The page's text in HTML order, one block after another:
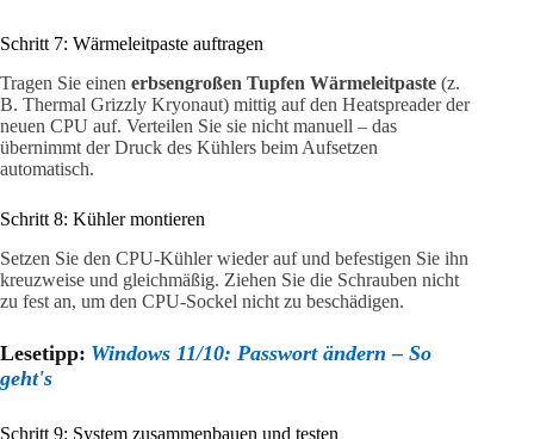
Schritt 7: Wärmeleitpaste auftragen
Tragen Sie einen erbsengroßen Tupfen Wärmeleitpaste (z.
B. Thermal Grizzly Kryonaut) mittig auf den Heatspreader der
neuen CPU auf. Verteilen Sie sie nicht manuell – das
übernimmt der Druck des Kühlers beim Aufsetzen
automatisch.
Schritt 8: Kühler montieren
Setzen Sie den CPU-Kühler wieder auf und befestigen Sie ihn
kreuzweise und gleichmäßig. Ziehen Sie die Schrauben nicht
zu fest an, um den CPU-Sockel nicht zu beschädigen.
Lesetipp: Windows 11/10: Passwort ändern – So
geht's
Schritt 9: System zusammenbauen und testen